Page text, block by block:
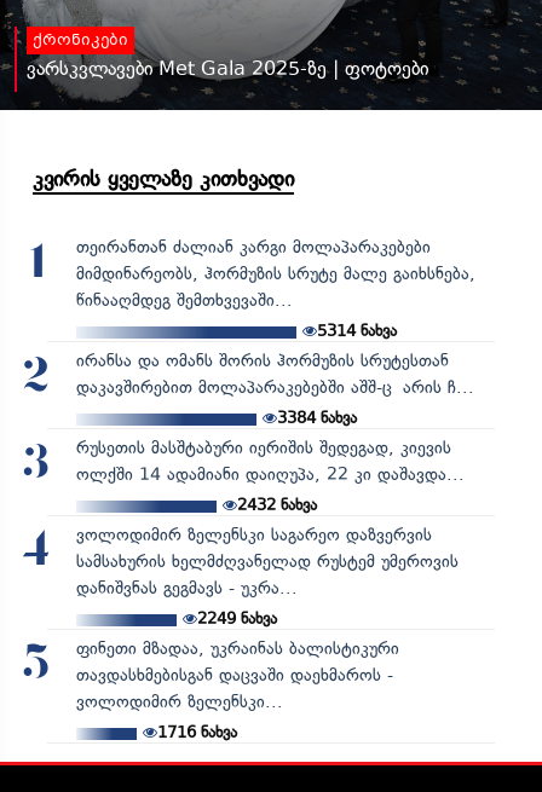
ქრონიკები
ვარსკვლავები Met Gala 2025-ზე | ფოტოები
კვირის ყველაზე კითხვადი
1
თეირანთან ძალიან კარგი მოლაპარაკებები
მიმდინარეობს, ჰორმუზის სრუტე მალე გაიხსნება,
წინააღმდეგ შემთხვევაში...
5314ნახვა
2
ირანსა და ომანს შორის ჰორმუზის სრუტესთან
დაკავშირებით მოლაპარაკებებში აშშ-ც არის ჩ...
3384ნახვა
3
რუსეთის მასშტაბური იერიშის შედეგად, კიევის
ოლქში 14 ადამიანი დაიღუპა, 22 კი დაშავდა...
2432ნახვა
4
ვოლოდიმირ ზელენსკი საგარეო დაზვერვის
სამსახურის ხელმძღვანელად რუსტემ უმეროვის
დანიშვნას გეგმავს - უკრა...
2249ნახვა
5
ფინეთი მზადაა, უკრაინას ბალისტიკური
თავდასხმებისგან დაცვაში დაეხმაროს -
ვოლოდიმირ ზელენსკი...
1716ნახვა